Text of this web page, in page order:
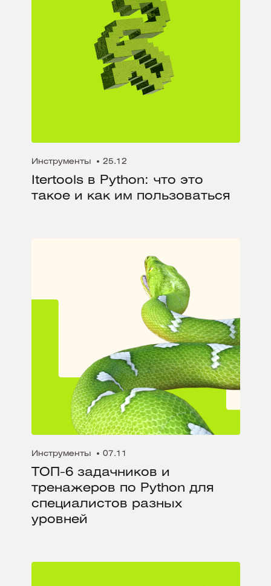
Инструменты 25.12
Itertools в Python: что это
такое и как им пользоваться
Инструменты 07.11
ТОП-6 задачников и
тренажеров по Python для
специалистов разных
уровней